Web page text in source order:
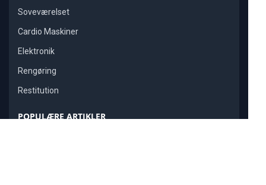
Soveværelset
Cardio Maskiner
Elektronik
Rengøring
Restitution
POPULÆRE ARTIKLER